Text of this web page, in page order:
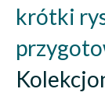
krótki